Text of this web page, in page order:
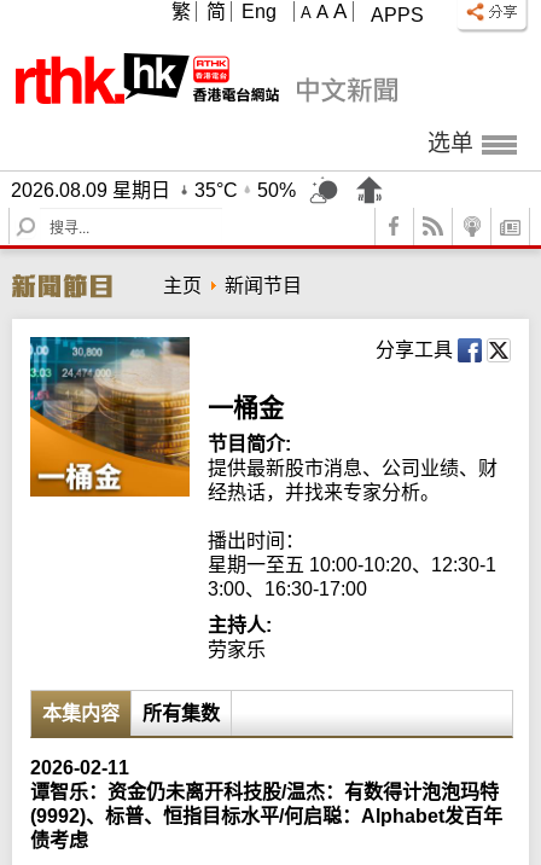
APPS
A A A
繁 简 Eng
选单
2026.08.09 星期日 35°C
50%
S
e
r
c
h
主页 新闻节目
分享工具
一桶金
节目简介:
提供最新股市消息、公司业绩、财
经热话，并找来专家分析。
播出时间：
星期一至五 10:00-10:20、12:30-1
3:00、16:30-17:00
主持人:
劳家乐
本集内容 所有集数
2026-02-11
谭智乐：资金仍未离开科技股/温杰：有数得计泡泡玛特
(9992)、标普、恒指目标水平/何启聪：Alphabet发百年
债考虑